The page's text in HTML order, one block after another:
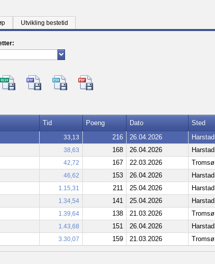
Utvikling bestetid
Tid Poeng Dato Sted
33,13 216 26.04.2026 Harstad
38,63 168 26.04.2026 Harstad
42,72 167 22.03.2026 Tromsø
46,62 153 26.04.2026 Harstad
1.15,31 211 25.04.2026 Harstad
1.34,54 141 25.04.2026 Harstad
1.39,64 138 21.03.2026 Tromsø
1.43,68 151 26.04.2026 Harstad
3.30,07 159 21.03.2026 Tromsø